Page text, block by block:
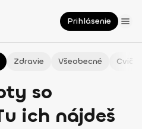
Prihlásenie
Zdravie Všeobecné
so
ich nájdeš